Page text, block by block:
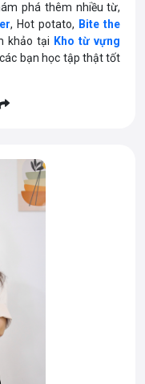
phá thêm nhiều từ,
, Hot potato, Bite the
khảo tại Kho từ vựng
bạn học tập thật tốt